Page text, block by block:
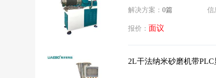
解决方案： 0篇 信
报价： 面议
2L干法纳米砂磨机带PLC